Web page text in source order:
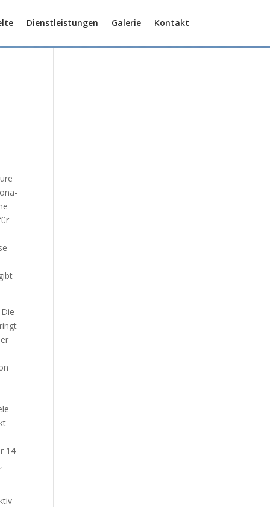
Dienstleistungen Galerie Kontakt
14